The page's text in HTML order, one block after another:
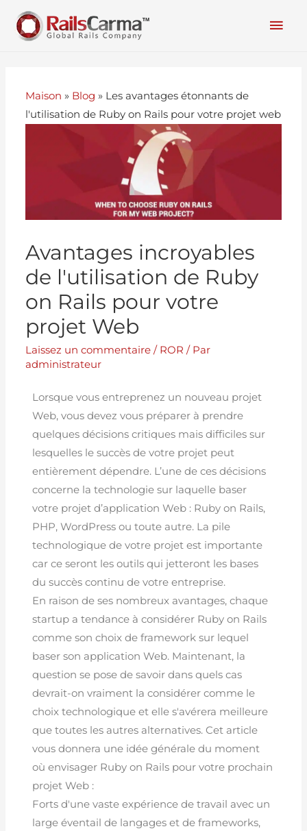
Maison » Blog » Les avantages étonnants de
l'utilisation de Ruby on Rails pour votre projet web
Avantages incroyables
de l'utilisation de Ruby
on Rails pour votre
projet Web
Laissez un commentaire / ROR / Par
administrateur
Lorsque vous entreprenez un nouveau projet
Web, vous devez vous préparer à prendre
quelques décisions critiques mais difficiles sur
lesquelles le succès de votre projet peut
entièrement dépendre. L’une de ces décisions
concerne la technologie sur laquelle baser
votre projet d’application Web : Ruby on Rails,
PHP, WordPress ou toute autre. La pile
technologique de votre projet est importante
car ce seront les outils qui jetteront les bases
du succès continu de votre entreprise.
En raison de ses nombreux avantages, chaque
startup a tendance à considérer Ruby on Rails
comme son choix de framework sur lequel
baser son application Web. Maintenant, la
question se pose de savoir dans quels cas
devrait-on vraiment la considérer comme le
choix technologique et elle s'avérera meilleure
que toutes les autres alternatives. Cet article
vous donnera une idée générale du moment
où envisager Ruby on Rails pour votre prochain
projet Web :
Forts d'une vaste expérience de travail avec un
large éventail de langages et de frameworks,